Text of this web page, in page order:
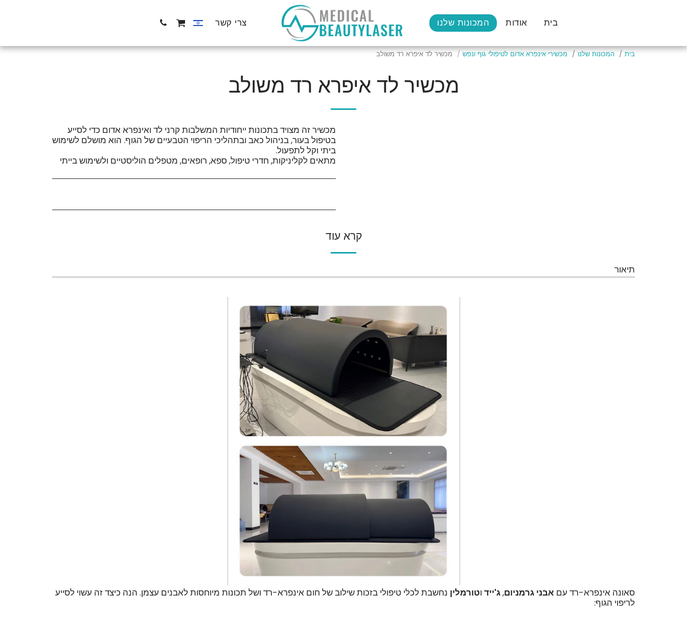
בית אודות המכונות שלנו צרי קשר
בית המכונות שלנו מכשירי אינפרא אדום לטיפולי גוף ונפש מכשיר לד איפרא רד משולב
מכשיר לד איפרא רד משולב
מכשיר זה מצויד בתכונות ייחודיות המשלבות קרני לד ואינפרא אדום כדי לסייע
בטיפול בעור, בניהול כאב ובתהליכי הריפוי הטבעיים של הגוף. הוא מושלם לשימוש
מתאים לקליניקות, חדרי טיפול, ספא, רופאים, מטפלים הוליסטיים ולשימוש בייתי
קרא עוד
תיאור
סאונה אינפרא-רד עם אבני גרמניום,ג'ייד וטורמלין נחשבת לכלי טיפולי בזכות שילוב של חום אינפרא-רד ושל תכונות מיוחסות לאבנים עצמן. הנה כיצד זה עשוי לסייע
לריפוי הגוף: